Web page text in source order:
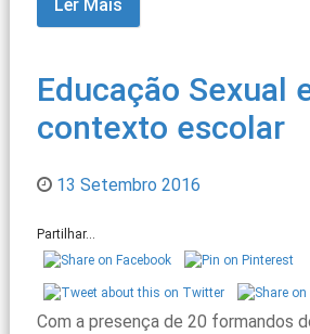
Ler Mais
Educação Sexual
contexto escolar
13 Setembro 2016
Partilhar...
Com a presença de 20 formandos